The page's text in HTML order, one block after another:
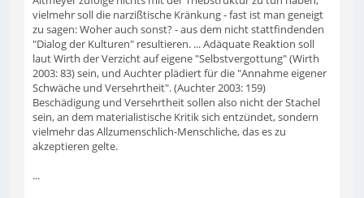
vielmehr soll die narzißtische Kränkung - fast ist man geneigt
zu sagen: Woher auch sonst? - aus dem nicht stattfindenden
"Dialog der Kulturen" resultieren. ... Adäquate Reaktion soll
laut Wirth der Verzicht auf eigene "Selbstvergottung" (Wirth
2003: 83) sein, und Auchter plädiert für die "Annahme eigener
Schwäche und Versehrtheit". (Auchter 2003: 159)
Beschädigung und Versehrtheit sollen also nicht der Stachel
sein, an dem materialistische Kritik sich entzündet, sondern
vielmehr das Allzumenschlich-Menschliche, das es zu
akzeptieren gelte.
...